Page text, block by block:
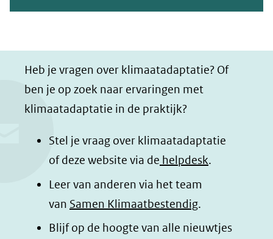
in
venster)
(verwijst
naar
een
website)
Heb je vragen over klimaatadaptatie? Of
ben je op zoek naar ervaringen met
klimaatadaptatie in de praktijk?
Stel je vraag over klimaatadaptatie
of deze website via de helpdesk.
Leer van anderen via het team
van Samen Klimaatbestendig.
Blijf op de hoogte van alle nieuwtjes